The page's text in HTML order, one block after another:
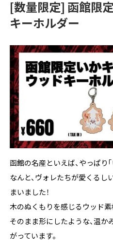
[数量限定] 函館限
キーホルダー
函館の名産といえば、やっぱり「
なんと、ヴォレたちが愛くるし
まいました！
木のぬくもりを感じるウッド
そのまま形にしたような、温
がっています。